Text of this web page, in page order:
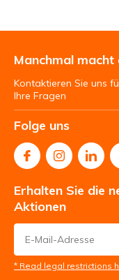
Manchmal macht
Kontaktieren Sie uns
Ihre Fragen
Folge uns
Erhalten Sie die
Aktionen
* Read legal restrictions